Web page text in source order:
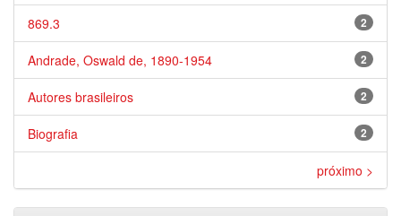
2
869.3
2
Andrade, Oswald de, 1890-1954
2
Autores brasileiros
2
Biografia
próximo >